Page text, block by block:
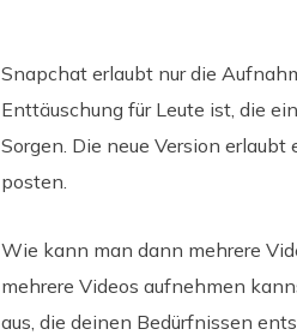
Snapchat erlaubt nur die
Enttäuschung für Leute ist, die
Sorgen. Die neue Version
posten.
Wie kann man dann mehrere
mehrere Videos aufnehmen
aus, die deinen Bedürfnissen